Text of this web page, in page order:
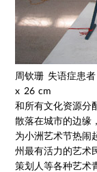
周钦珊 失语症患
x 26 cm
和所有文化资源分
散落在城市的边缘
为小洲艺术节热闹
州最有活力的艺术
策划人等各种艺术